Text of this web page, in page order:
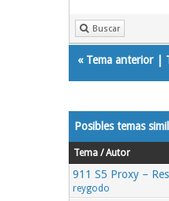
Buscar
« Tema anterior|
Posibles temas
Tema / Autor
911 S5 Proxy –
reygodo